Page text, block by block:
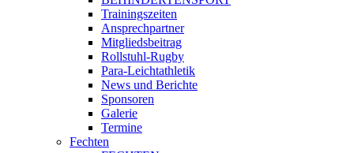
Trainingszeiten
Ansprechpartner
Mitgliedsbeitrag
Rollstuhl-Rugby
Para-Leichtathletik
News und Berichte
Sponsoren
Galerie
Termine
Fechten